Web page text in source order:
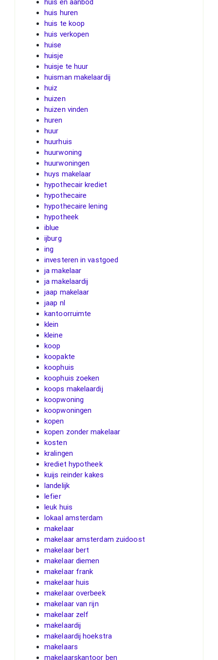
huis en aanbod
huis huren
huis te koop
huis verkopen
huise
huisje
huisje te huur
huisman makelaardij
huiz
huizen
huizen vinden
huren
huur
huurhuis
huurwoning
huurwoningen
huys makelaar
hypothecair krediet
hypothecaire
hypothecaire lening
hypotheek
iblue
ijburg
ing
investeren in vastgoed
ja makelaar
ja makelaardij
jaap makelaar
jaap nl
kantoorruimte
klein
kleine
koop
koopakte
koophuis
koophuis zoeken
koops makelaardij
koopwoning
koopwoningen
kopen
kopen zonder makelaar
kosten
kralingen
krediet hypotheek
kuijs reinder kakes
landelijk
lefier
leuk huis
lokaal amsterdam
makelaar
makelaar amsterdam zuidoost
makelaar bert
makelaar diemen
makelaar frank
makelaar huis
makelaar overbeek
makelaar van rijn
makelaar zelf
makelaardij
makelaardij hoekstra
makelaars
makelaarskantoor ben